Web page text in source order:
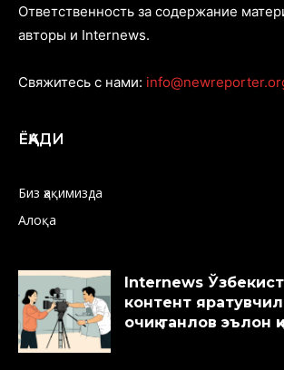
Ответственность за содержание
авторы и Internews.
Свяжитесь с нами:
ЁҚАДИ
Биз ҳақимизда
Алоқа
Internews
контент
очиқ танлов эълон